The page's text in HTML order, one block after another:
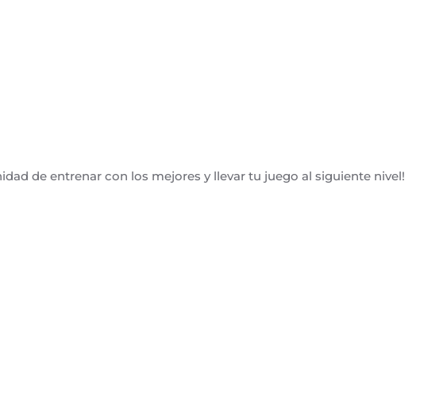
de entrenar con los mejores y llevar tu juego al siguiente nivel!